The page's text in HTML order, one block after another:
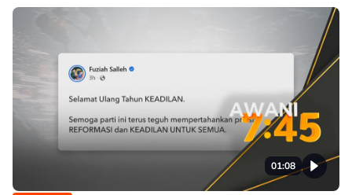
01:08